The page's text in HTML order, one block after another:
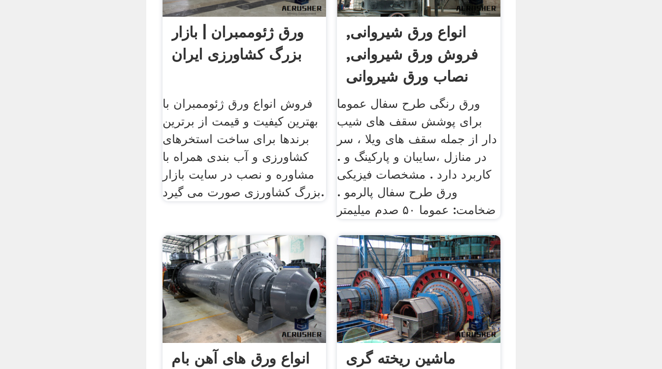
ورق ژئوممبران | بازار
بزرگ کشاورزی ایران
فروش انواع ورق ژئوممبران با
بهترین کیفیت و قیمت از برترین
برندها برای ساخت استخرهای
کشاورزی و آب بندی همراه با
مشاوره و نصب در سایت بازار
بزرگ کشاورزی صورت می گیرد.
انواع ورق شیروانی,
فروش ورق شیروانی,
نصاب ورق شیروانی
ورق رنگی طرح سفال عموما
برای پوشش سقف های شیب
دار از جمله سقف های ویلا ، سر
در منازل ،سایبان و پارکینگ و .
کاربرد دارد . مشخصات فیزیکی
ورق طرح سفال پالرمو .
ضخامت: عموما ۵۰ صدم میلیمتر
انواع ورق های آهن بام
ماشین ریخته گری